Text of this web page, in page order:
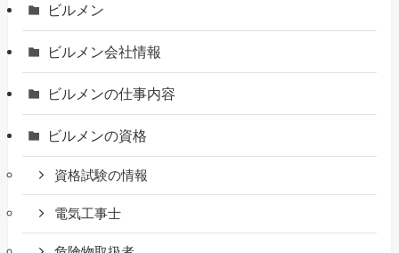
ビルメン
ビルメン会社情報
ビルメンの仕事内容
ビルメンの資格
資格試験の情報
電気工事士